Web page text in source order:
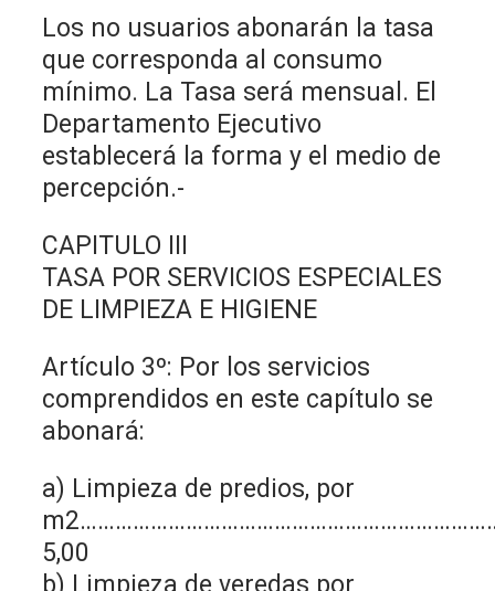
Los no usuarios abonarán la tasa
que corresponda al consumo
mínimo. La Tasa será mensual. El
Departamento Ejecutivo
establecerá la forma y el medio de
percepción.-
CAPITULO III
TASA POR SERVICIOS ESPECIALES
DE LIMPIEZA E HIGIENE
Artículo 3º: Por los servicios
comprendidos en este capítulo se
abonará:
a) Limpieza de predios, por
5,00
b) Limpieza de veredas por